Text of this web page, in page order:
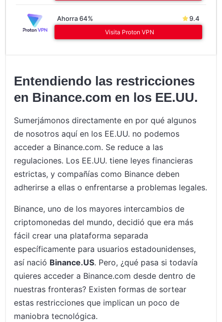
Ahorra 64% 9.4
Visita Proton VPN
Entendiendo las restricciones
en Binance.com en los EE.UU.
Sumerjámonos directamente en por qué algunos
de nosotros aquí en los EE.UU. no podemos
acceder a Binance.com. Se reduce a las
regulaciones. Los EE.UU. tiene leyes financieras
estrictas, y compañías como Binance deben
adherirse a ellas o enfrentarse a problemas legales.
Binance, uno de los mayores intercambios de
criptomonedas del mundo, decidió que era más
fácil crear una plataforma separada
específicamente para usuarios estadounidenses,
así nació Binance.US. Pero, ¿qué pasa si todavía
quieres acceder a Binance.com desde dentro de
nuestras fronteras? Existen formas de sortear
estas restricciones que implican un poco de
maniobra tecnológica.